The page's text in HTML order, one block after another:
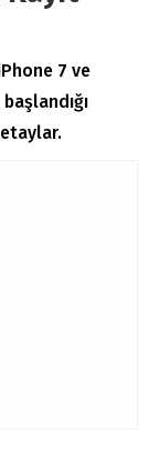
7 ve